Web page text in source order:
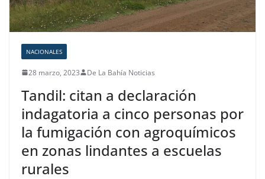
NACIONALES
28 marzo, 2023 De La Bahía Noticias
Tandil: citan a declaración
indagatoria a cinco personas por
la fumigación con agroquímicos
en zonas lindantes a escuelas
rurales